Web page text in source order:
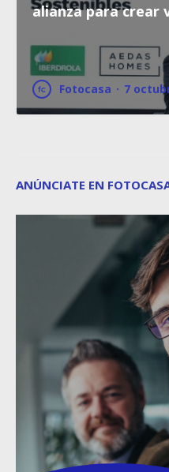
alianza para crear
Fotocasa · 7
ANÚNCIATE EN